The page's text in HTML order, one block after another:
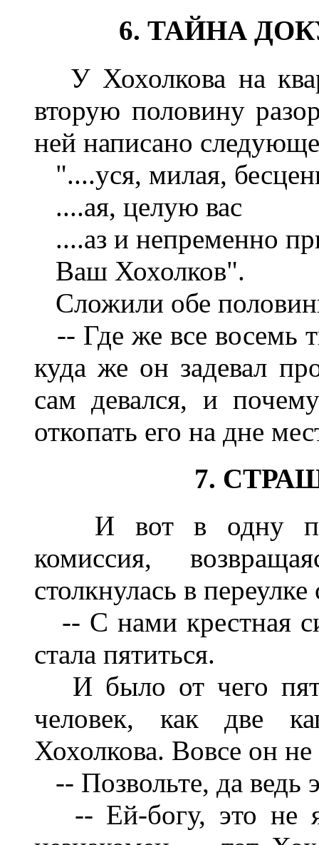
6. ТАЙНА
У Хохолкова на
вторую половину
ней написано
"....уся, милая,
....ая, целую вас
....аз и непременно
Ваш Хохолков".
Сложили обе
-- Где же все восемь
куда же он задевал
сам девался, и
откопать его на дне
7.
И вот в одну
комиссия,
столкнулась в
-- С нами крестная
стала пятиться.
И было от чего
человек, как две
Хохолкова. Вовсе он
-- Позвольте, да ведь
-- Ей-богу, это не